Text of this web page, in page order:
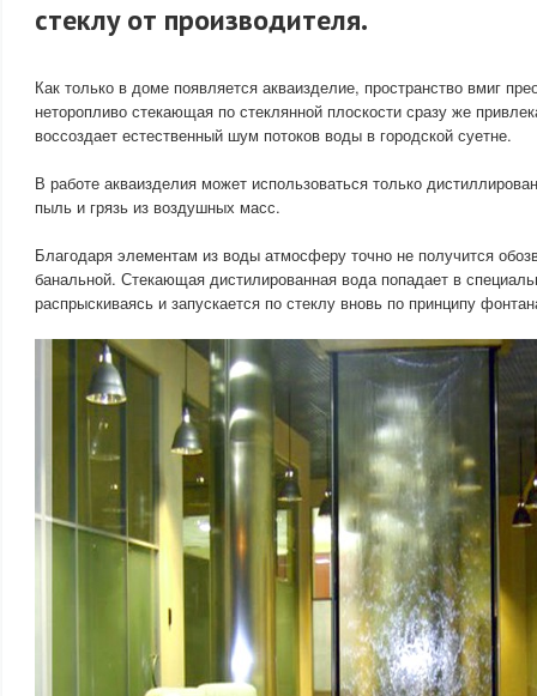
стеклу от производителя.
Как только в доме появляется акваизделие, пространство вмиг
неторопливо стекающая по стеклянной плоскости сразу же
воссоздает естественный шум потоков воды в городской суетне.
В работе акваизделия может использоваться только
пыль и грязь из воздушных масс.
Благодаря элементам из воды атмосферу точно не получится
банальной. Стекающая дистилированная вода попадает в
распрыскиваясь и запускается по стеклу вновь по принципу